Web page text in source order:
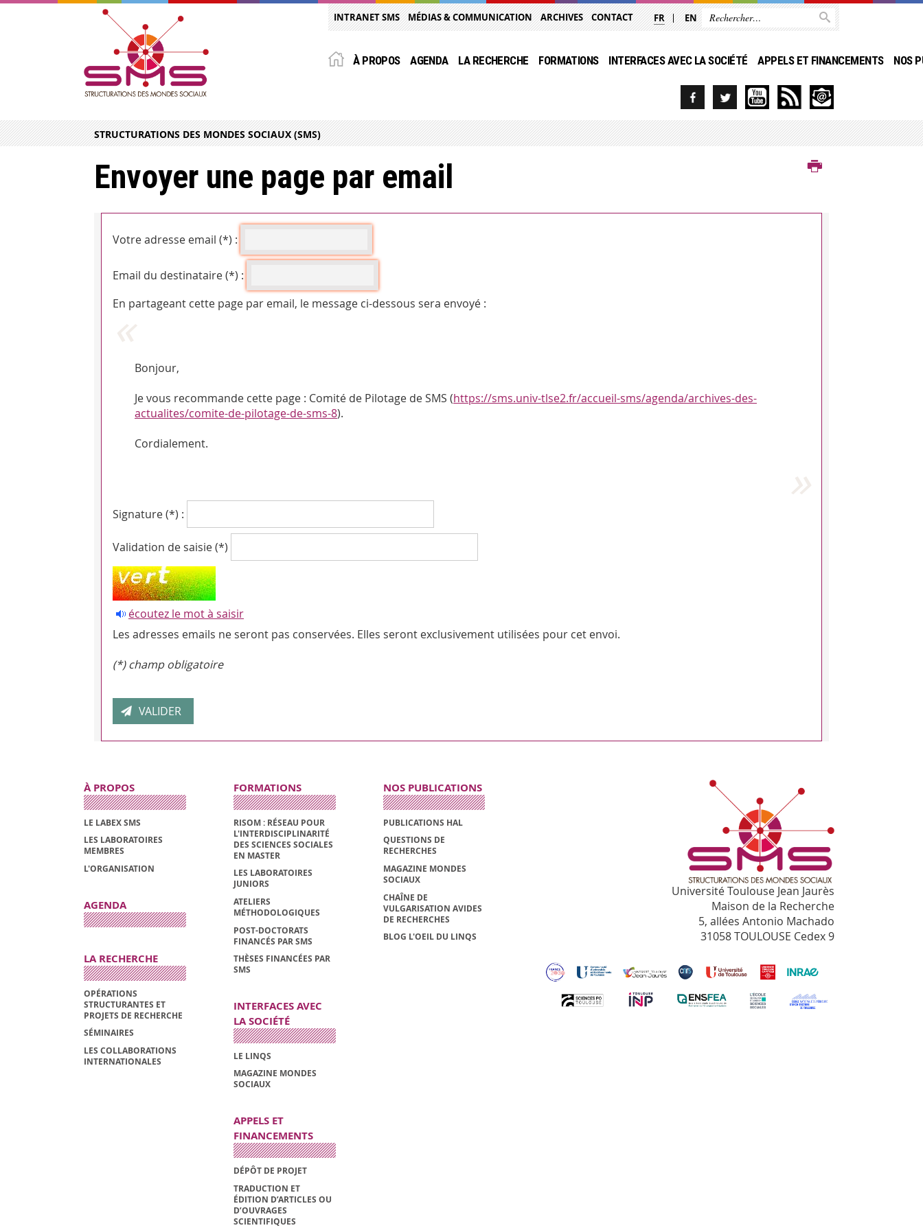
INTRANET SMS MÉDIAS & COMMUNICATION ARCHIVES CONTACT FR EN
À PROPOS AGENDA LA RECHERCHE FORMATIONS INTERFACES AVEC LA SOCIÉTÉ APPELS ET FINANCEMENTS NOS
STRUCTURATIONS DES MONDES SOCIAUX (SMS)
Envoyer une page par email
Votre adresse email (*) :
Email du destinataire (*) :
En partageant cette page par email, le message ci-dessous sera envoyé :
Bonjour,
Je vous recommande cette page : Comité de Pilotage de SMS (https://sms.univ-tlse2.fr/accueil-sms/agenda/archives-des-
actualites/comite-de-pilotage-de-sms-8).
Cordialement.
Signature (*) :
Validation de saisie (*)
écoutez le mot à saisir
Les adresses emails ne seront pas conservées. Elles seront exclusivement utilisées pour cet envoi.
(*) champ obligatoire
À PROPOS
LE LABEX SMS
LES LABORATOIRES
MEMBRES
L'ORGANISATION
AGENDA
LA RECHERCHE
OPÉRATIONS
STRUCTURANTES ET
PROJETS DE RECHERCHE
SÉMINAIRES
LES COLLABORATIONS
INTERNATIONALES
FORMATIONS
RISOM : RÉSEAU POUR
L'INTERDISCIPLINARITÉ
DES SCIENCES SOCIALES
EN MASTER
LES LABORATOIRES
JUNIORS
ATELIERS
MÉTHODOLOGIQUES
POST-DOCTORATS
FINANCÉS PAR SMS
THÈSES FINANCÉES PAR
SMS
INTERFACES AVEC
LA SOCIÉTÉ
LE LINQS
MAGAZINE MONDES
SOCIAUX
APPELS ET
FINANCEMENTS
DÉPÔT DE PROJET
TRADUCTION ET
ÉDITION D’ARTICLES OU
D’OUVRAGES
SCIENTIFIQUES
NOS PUBLICATIONS
PUBLICATIONS HAL
QUESTIONS DE
RECHERCHES
MAGAZINE MONDES
SOCIAUX
CHAÎNE DE
VULGARISATION AVIDES
DE RECHERCHES
BLOG L'OEIL DU LINQS
Université Toulouse Jean Jaurès
Maison de la Recherche
5, allées Antonio Machado
31058 TOULOUSE Cedex 9